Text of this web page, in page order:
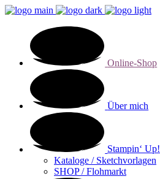
Online-Shop
Über mich
Stampin‘ Up!
Kataloge / Sketchvorlagen
SHOP / Flohmarkt